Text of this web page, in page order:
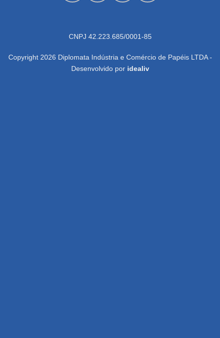
CNPJ 42.223.685/0001-85
Copyright 2026 Diplomata Indústria e Comércio de Papéis LTDA -
Desenvolvido por idealiv